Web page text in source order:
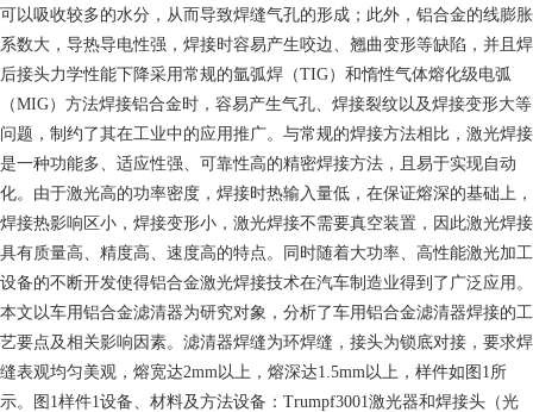
可以吸收较多的水分，从而导致焊缝气孔的形成；此外，铝合金的线膨胀
系数大，导热导电性强，焊接时容易产生咬边、翘曲变形等缺陷，并且焊
后接头力学性能下降采用常规的氩弧焊（TIG）和惰性气体熔化级电弧
（MIG）方法焊接铝合金时，容易产生气孔、焊接裂纹以及焊接变形大等
问题，制约了其在工业中的应用推广。与常规的焊接方法相比，激光焊接
是一种功能多、适应性强、可靠性高的精密焊接方法，且易于实现自动
化。由于激光高的功率密度，焊接时热输入量低，在保证熔深的基础上，
焊接热影响区小，焊接变形小，激光焊接不需要真空装置，因此激光焊接
具有质量高、精度高、速度高的特点。同时随着大功率、高性能激光加工
设备的不断开发使得铝合金激光焊接技术在汽车制造业得到了广泛应用。
本文以车用铝合金滤清器为研究对象，分析了车用铝合金滤清器焊接的工
艺要点及相关影响因素。滤清器焊缝为环焊缝，接头为锁底对接，要求焊
缝表观均匀美观，熔宽达2mm以上，熔深达1.5mm以上，样件如图1所
示。图1样件1设备、材料及方法设备：Trumpf3001激光器和焊接头（光